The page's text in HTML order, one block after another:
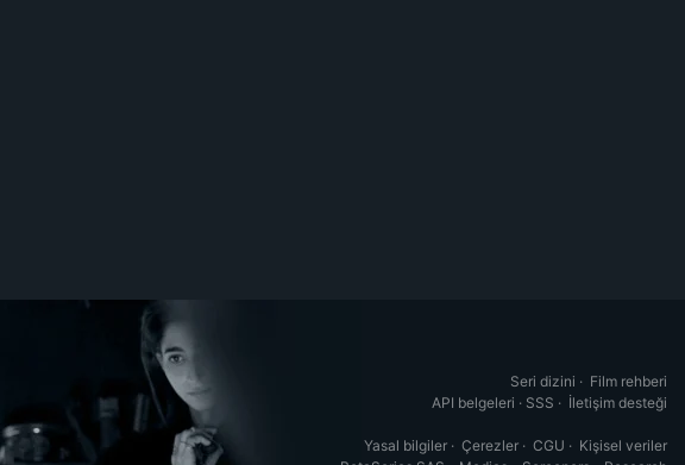
Seri dizini · Film rehberi
API belgeleri · SSS · İletişim desteği
Yasal bilgiler · Çerezler · CGU · Kişisel veriler